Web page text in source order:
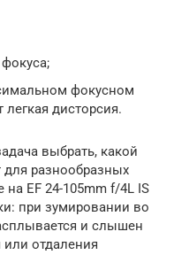
фокусном
легкая дисторсия.
выбрать, какой
для разнообразных
EF 24-105mm f/4L IS
при зумировании во
и слышен
отдаления